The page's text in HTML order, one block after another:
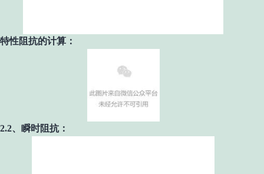
特性阻抗的计算：
2.2、瞬时阻抗：